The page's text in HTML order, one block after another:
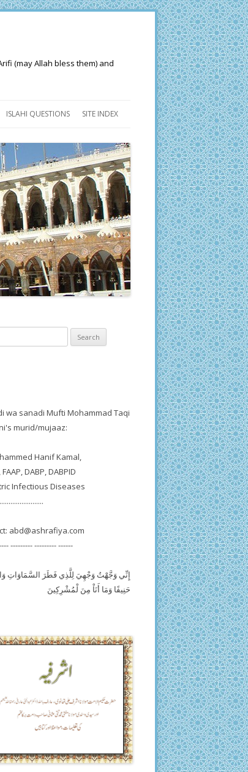
(may Allah bless them) and
ISLAHI QUESTIONS SITE INDEX
wa sanadi Mufti Mohammad Taqi
murid/mujaaz:
Hanif Kamal,
DABP, DABPID
Infectious Diseases
abd@ashrafiya.com
--------- --------- ------
إِنِّي وَجَّهْتُ وَجْهِيَ لِلَّذِي فَطَرَ السَّمَاوَاتِ
حَنِيفًا وَمَا أَنَاْ مِنَ لْمُشْرِكِينَ